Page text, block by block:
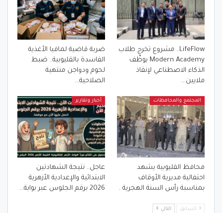
LifeFlow.. مشروع تخرج طلاب
Modern Academy يوظّف
الذكاء الاصطناعي لإنقاذ
ملايين…
ضربة قاضية لمافيا الأغذية
الفاسدة بالقليوبية.. ضبط
لحوم ودواجن منتهية
الصلاحية…
المجتمع والمحافظات
محافظ القليوبية يشهد
احتفالية مديرية الأوقاف
بمناسبة رأس السنة الهجرية .
أخبار وتقارير
عاجل.. نتيجة الشهادتين
الابتدائية والإعدادية الأزهرية
2026 برقم الجلوس عبر بوابة…
السابق التالي